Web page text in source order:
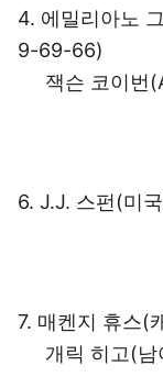
4. 에밀리아노
9-69-66)
잭슨 코이번
6. J.J. 스펀(미
7. 매켄지 휴스
개릭 히고(남